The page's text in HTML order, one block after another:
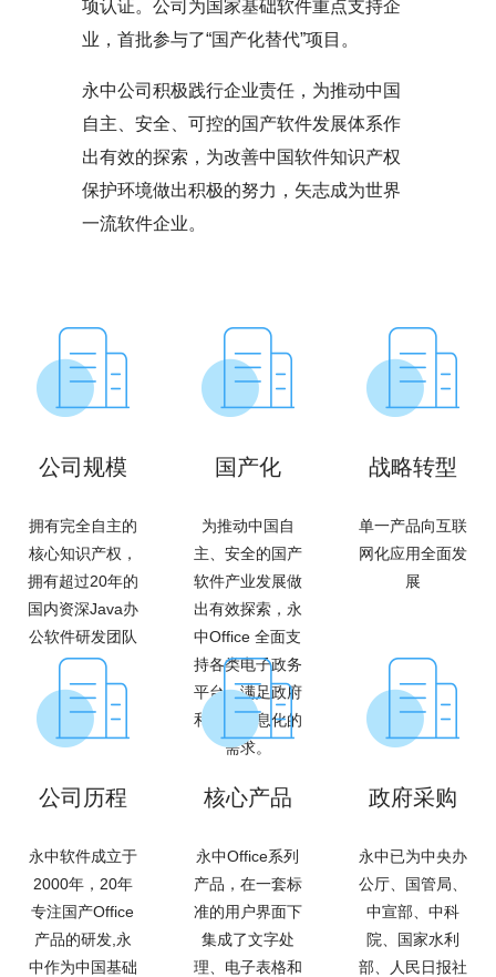
项认证。公司为国家基础软件重点支持企
业，首批参与了“国产化替代”项目。
永中公司积极践行企业责任，为推动中国
自主、安全、可控的国产软件发展体系作
出有效的探索，为改善中国软件知识产权
保护环境做出积极的努力，矢志成为世界
一流软件企业。
公司规模
拥有完全自主的
核心知识产权，
拥有超过20年的
国内资深Java办
公软件研发团队
国产化
为推动中国自
主、安全的国产
软件产业发展做
出有效探索，永
中Office 全面支
持各类电子政务
平台，满足政府
和企业信息化的
需求。
战略转型
单一产品向互联
网化应用全面发
展
公司历程
永中软件成立于
2000年，20年
专注国产Office
产品的研发,永
中作为中国基础
核心产品
永中Office系列
产品，在一套标
准的用户界面下
集成了文字处
理、电子表格和
政府采购
永中已为中央办
公厅、国管局、
中宣部、中科
院、国家水利
部、人民日报社